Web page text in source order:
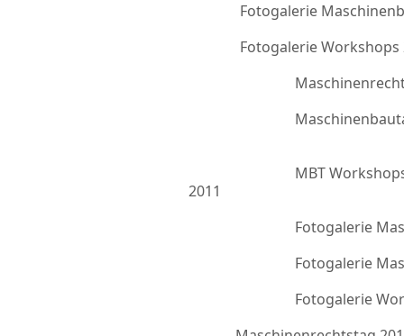
Fotogalerie
Fotogalerie Workshops
2011
MBT
Fotogalerie
Fotogalerie
Fotogalerie